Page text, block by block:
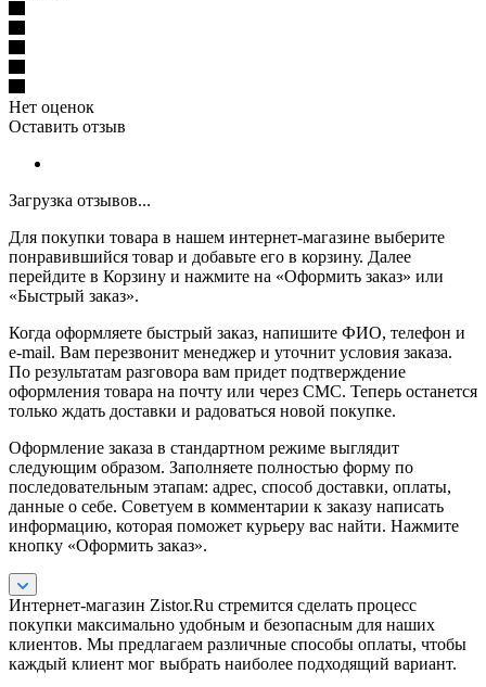
Нет оценок
Оставить отзыв
Загрузка отзывов...
Для покупки товара в нашем интернет-магазине выберите
понравившийся товар и добавьте его в корзину. Далее
перейдите в Корзину и нажмите на «Оформить заказ» или
«Быстрый заказ».
Когда оформляете быстрый заказ, напишите ФИО, телефон и
e-mail. Вам перезвонит менеджер и уточнит условия заказа.
По результатам разговора вам придет подтверждение
оформления товара на почту или через СМС. Теперь останется
только ждать доставки и радоваться новой покупке.
Оформление заказа в стандартном режиме выглядит
следующим образом. Заполняете полностью форму по
последовательным этапам: адрес, способ доставки, оплаты,
данные о себе. Советуем в комментарии к заказу написать
информацию, которая поможет курьеру вас найти. Нажмите
кнопку «Оформить заказ».
Интернет-магазин Zistor.Ru стремится сделать процесс
покупки максимально удобным и безопасным для наших
клиентов. Мы предлагаем различные способы оплаты, чтобы
каждый клиент мог выбрать наиболее подходящий вариант.